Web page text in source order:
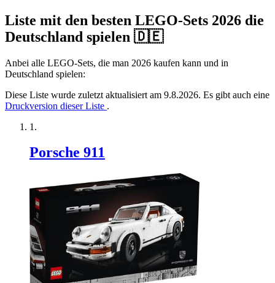
Liste mit den besten LEGO-Sets 2026 die
Deutschland spielen 🇩🇪
Anbei alle LEGO-Sets, die man 2026 kaufen kann und in
Deutschland spielen:
Diese Liste wurde zuletzt aktualisiert am 9.8.2026. Es gibt auch eine
Druckversion dieser Liste .
Porsche 911